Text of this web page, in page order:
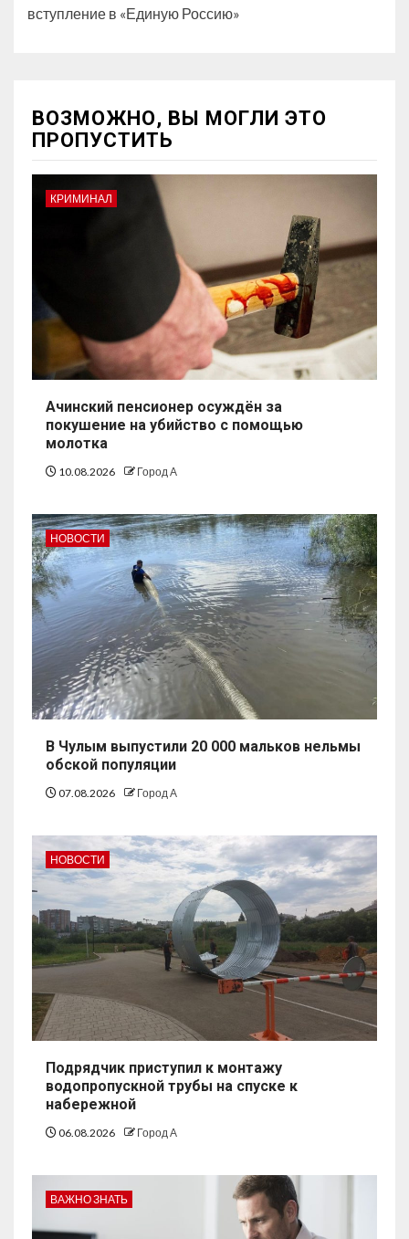
вступление в «Единую Россию»
ВОЗМОЖНО, ВЫ МОГЛИ ЭТО
ПРОПУСТИТЬ
КРИМИНАЛ
Ачинский пенсионер осуждён за
покушение на убийство с помощью
молотка
10.08.2026 Город А
НОВОСТИ
В Чулым выпустили 20 000 мальков нельмы
обской популяции
07.08.2026 Город А
НОВОСТИ
Подрядчик приступил к монтажу
водопропускной трубы на спуске к
набережной
06.08.2026 Город А
ВАЖНО ЗНАТЬ